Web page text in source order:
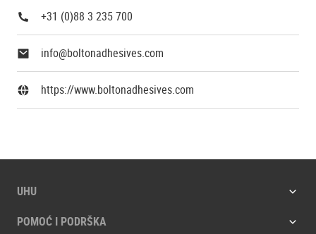
+31 (0)88 3 235 700
info@boltonadhesives.com
https://www.boltonadhesives.com
UHU
POMOĆ I PODRŠKA